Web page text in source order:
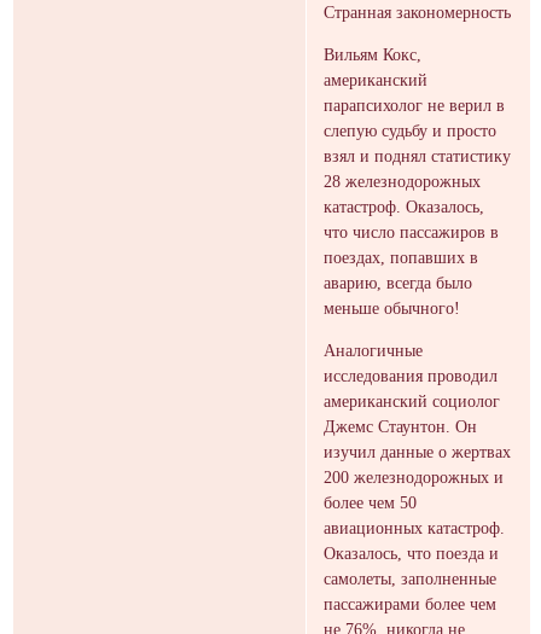
Странная закономерность
Вильям Кокс,
американский
парапсихолог не верил в
слепую судьбу и просто
взял и поднял статистику
28 железнодорожных
катастроф. Оказалось,
что число пассажиров в
поездах, попавших в
аварию, всегда было
меньше обычного!
Аналогичные
исследования проводил
американский социолог
Джемс Стаунтон. Он
изучил данные о жертвах
200 железнодорожных и
более чем 50
авиационных катастроф.
Оказалось, что поезда и
самолеты, заполненные
пассажирами более чем
не 76%, никогда не